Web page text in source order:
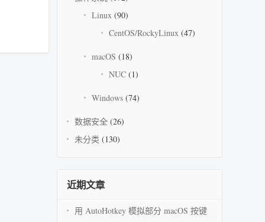
Linux (90)
CentOS/RockyLinux (47)
macOS (18)
NUC (1)
Windows (74)
数据安全 (26)
未分类 (130)
近期文章
用 AutoHotkey 模拟部分 macOS 按键